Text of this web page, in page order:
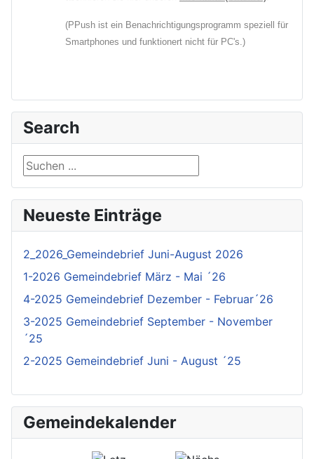
(PPush ist ein Benachrichtigungsprogramm speziell für
Smartphones und funktionert nicht für PC's.)
Search
Suchen ...
Neueste Einträge
2_2026_Gemeindebrief Juni-August 2026
1-2026 Gemeindebrief März - Mai ´26
4-2025 Gemeindebrief Dezember - Februar´26
3-2025 Gemeindebrief September - November
´25
2-2025 Gemeindebrief Juni - August ´25
Gemeindekalender